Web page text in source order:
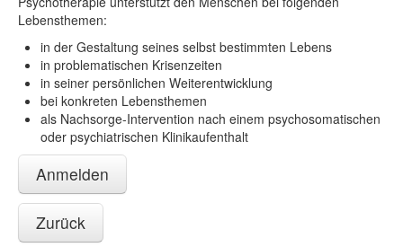
Lebensthemen:
in der Gestaltung seines selbst bestimmten Lebens
in problematischen Krisenzeiten
in seiner persönlichen Weiterentwicklung
bei konkreten Lebensthemen
als Nachsorge-Intervention nach einem psychosomatischen
oder psychiatrischen Klinikaufenthalt
Anmelden
Zurück